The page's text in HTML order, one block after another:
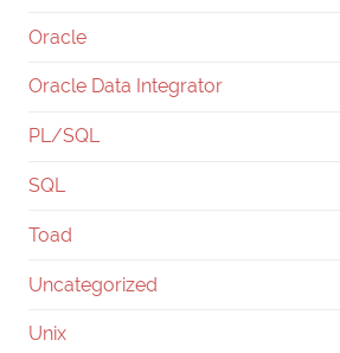
Oracle
Oracle Data Integrator
PL/SQL
SQL
Toad
Uncategorized
Unix